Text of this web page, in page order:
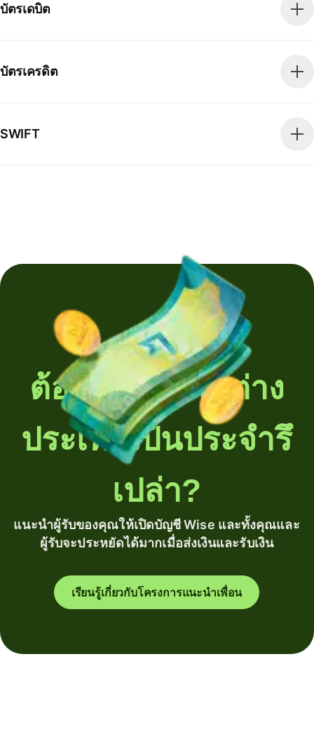
บัตรเดบิต
บัตรเครดิต
SWIFT
ต้องโอนเงินไปต่าง
ประเทศเป็นประจำรึ
เปล่า?
แนะนำผู้รับของคุณให้เปิดบัญชี Wise และทั้งคุณและ
ผู้รับจะประหยัดได้มากเมื่อส่งเงินและรับเงิน
เรียนรู้เกี่ยวกับโครงการแนะนำเพื่อน